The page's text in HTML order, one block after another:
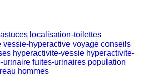
astuces localisation-toilettes
vessie-hyperactive voyage conseils
hyperactivite-vessie hyperactivite-
urinaire fuites-urinaires population
hommes